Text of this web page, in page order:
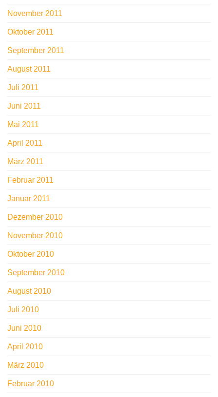
November 2011
Oktober 2011
September 2011
August 2011
Juli 2011
Juni 2011
Mai 2011
April 2011
März 2011
Februar 2011
Januar 2011
Dezember 2010
November 2010
Oktober 2010
September 2010
August 2010
Juli 2010
Juni 2010
April 2010
März 2010
Februar 2010